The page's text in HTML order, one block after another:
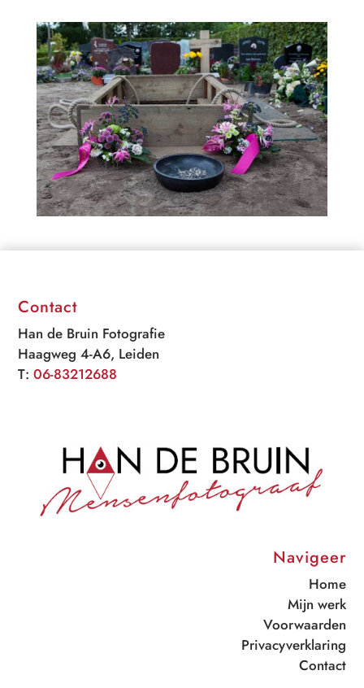
Contact
Han de Bruin Fotografie
Haagweg 4-A6, Leiden
T:06-83212688
Navigeer
Home
Mijn werk
Voorwaarden
Privacyverklaring
Contact